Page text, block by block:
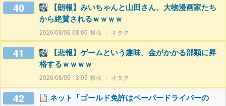
40
【朗報】みいちゃんと山田さん、大物漫画家たち
から絶賛されるｗｗｗｗ
2026/08/06 08:05 オタク
41
【悲報】ゲームという趣味、金がかかる部類に昇
格するｗｗｗｗ
2026/08/05 13:05 オタク
42
ネット「ゴールド免許はペーパードライバーの